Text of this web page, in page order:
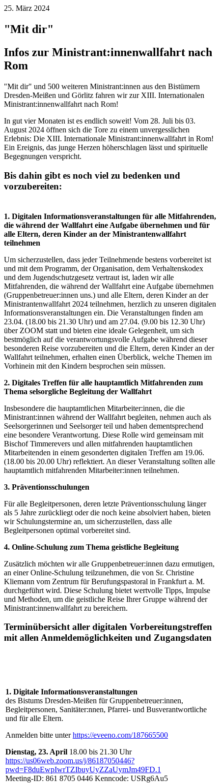
25. März 2024
"Mit dir"
Infos zur Ministrant:innenwallfahrt nach
Rom
"Mit dir" und 500 weiteren Ministrant:innen aus den Bistümern
Dresden-Meißen und Görlitz fahren wir zur XIII. Internationalen
Ministrant:innenwallfahrt nach Rom!
In gut vier Monaten ist es endlich soweit! Vom 28. Juli bis 03.
August 2024 öffnen sich die Tore zu einem unvergesslichen
Erlebnis: Die XIII. Internationale Ministrant:innenwallfahrt in Rom!
Ein Ereignis, das junge Herzen höherschlagen lässt und spirituelle
Begegnungen verspricht.
Bis dahin gibt es noch viel zu bedenken und
vorzubereiten:
1. Digitalen Informationsveranstaltungen für alle Mitfahrenden,
die während der Wallfahrt eine Aufgabe übernehmen und für
alle Eltern, deren Kinder an der Ministrantenwallfahrt
teilnehmen
Um sicherzustellen, dass jeder Teilnehmende bestens vorbereitet ist
und mit dem Programm, der Organisation, dem Verhaltenskodex
und dem Jugendschutzgesetz vertraut ist, laden wir alle
Mitfahrenden, die während der Wallfahrt eine Aufgabe übernehmen
(Gruppenbetreuer:innen uns.) und alle Eltern, deren Kinder an der
Ministrantenwallfahrt 2024 teilnehmen, herzlich zu unseren digitalen
Informationsveranstaltungen ein. Die Veranstaltungen finden am
23.04. (18.00 bis 21.30 Uhr) und am 27.04. (9.00 bis 12.30 Uhr)
über ZOOM statt und bieten eine ideale Gelegenheit, um sich
bestmöglich auf die verantwortungsvolle Aufgabe während dieser
besonderen Reise vorzubereiten und die Eltern, deren Kinder an der
Wallfahrt teilnehmen, erhalten einen Überblick, welche Themen im
Vorhinein mit den Kindern besprochen sein müssen.
2. Digitales Treffen für alle hauptamtlich Mitfahrenden zum
Thema selsorgliche Begleitung der Wallfahrt
Insbesondere die hauptamtlichen Mitarbeiter:innen, die die
Ministrant:innen während der Wallfahrt begleiten, nehmen auch als
Seelsorgerinnen und Seelsorger teil und haben dementsprechend
eine besondere Verantwortung. Diese Rolle wird gemeinsam mit
Bischof Timmerevers und allen mitfahrenden hauptamtlichen
Mitarbeitenden in einem gesonderten digitalen Treffen am 19.06.
(18.00 bis 20.00 Uhr) reflektiert. An dieser Veranstaltung sollten alle
hauptamtlich mitfahrenden Mitarbeiter:innen teilnehmen.
3. Präventionsschulungen
Für alle Begleitpersonen, deren letzte Präventionsschulung länger
als 5 Jahre zurückliegt oder die noch keine absolviert haben, bieten
wir Schulungstermine an, um sicherzustellen, dass alle
Begleitpersonen optimal vorbereitet sind.
4. Online-Schulung zum Thema geistliche Begleitung
Zusätzlich möchten wir alle Gruppenbetreuer:innen dazu ermutigen,
an einer Online-Schulung teilzunehmen, die von Sr. Christine
Kliemann vom Zentrum für Berufungspastoral in Frankfurt a. M.
durchgeführt wird. Diese Schulung bietet wertvolle Tipps, Impulse
und Methoden, um die geistliche Reise Ihrer Gruppe während der
Ministrant:innenwallfahrt zu bereichern.
Terminübersicht aller digitalen Vorbereitungstreffen
mit allen Anmeldemöglichkeiten und Zugangsdaten
1. Digitale Informationsveranstaltungen
des Bistums Dresden-Meißen für Gruppenbetreuer:innen,
Begleitpersonen, Sanitäter:nnen, Pfarrei- und Busverantwortliche
und für alle Eltern.
Anmelden bitte unterhttps://eveeno.com/187665500
Dienstag, 23. April 18.00 bis 21.30 Uhr
https://us06web.zoom.us/j/86187050446?
pwd=F8duEwpIwrTZIbuyUyZZaUymJm49FD.1
Meeting-ID: 861 8705 0446 Kenncode: USRg6Au5